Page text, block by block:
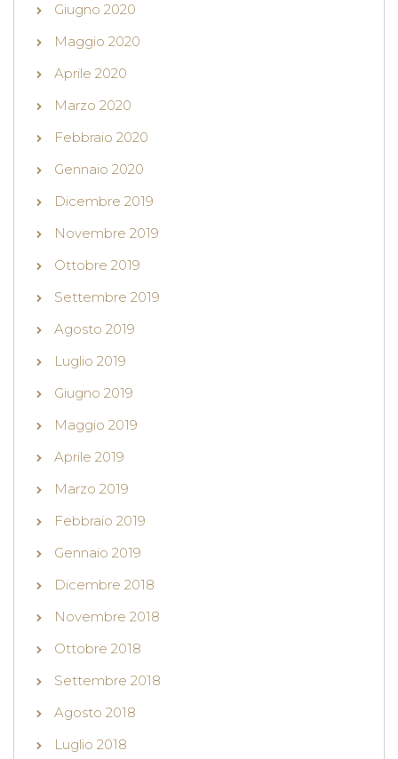
Giugno 2020
Maggio 2020
Aprile 2020
Marzo 2020
Febbraio 2020
Gennaio 2020
Dicembre 2019
Novembre 2019
Ottobre 2019
Settembre 2019
Agosto 2019
Luglio 2019
Giugno 2019
Maggio 2019
Aprile 2019
Marzo 2019
Febbraio 2019
Gennaio 2019
Dicembre 2018
Novembre 2018
Ottobre 2018
Settembre 2018
Agosto 2018
Luglio 2018